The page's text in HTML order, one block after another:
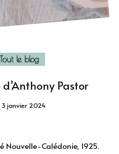
Tout le blog
Pastor
3 janvier 2024
Nouvelle-Calédonie, 1925.